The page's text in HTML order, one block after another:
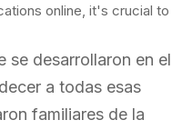
online, it's crucial to
se desarrollaron en el
a todas esas
familiares de la